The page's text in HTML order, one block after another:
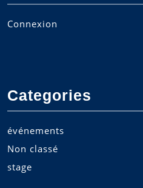
Connexion
Categories
événements
Non classé
stage